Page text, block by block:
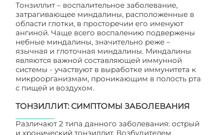
Тонзиллит – воспалительное заболевание,
затрагивающее миндалины, расположенные в
области глотки, в просторечии его именуют
ангиной. Чаще всего воспалению подвержены
небные миндалины, значительно реже –
язычная и глоточная миндалины. Миндалины
являются важной составляющей иммунной
системы - участвуют в выработке иммунитета к
микроорганизмам, проникающим в полость рта
с пищей и воздухом.
ТОНЗИЛЛИТ: СИМПТОМЫ ЗАБОЛЕВАНИЯ
Различают 2 типа данного заболевания: острый
и хронический тонзиллит. Возбудителем